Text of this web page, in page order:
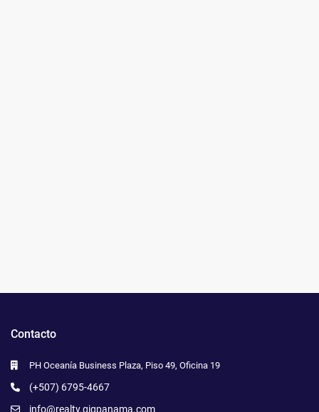
Contacto
PH Oceanía Business Plaza, Piso 49, Oficina 19
(+507) 6795-4667
info@realty.gigpanama.com